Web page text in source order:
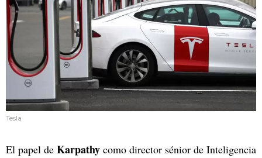
Tesla
El papel de Karpathy como director sénior de Inteligencia